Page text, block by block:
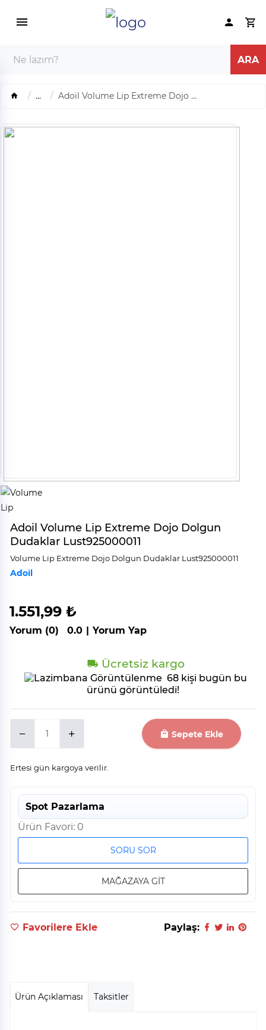
... Adoil Volume Lip Extreme Dojo ...
Adoil Volume Lip Extreme Dojo Dolgun
Dudaklar Lust925000011
Volume Li̇p Extreme Dojo Dolgun Dudaklar Lust925000011
Adoil
1.551,99 ₺
Yorum (0) 0.0 | Yorum Yap
Ücretsiz kargo
68 kişi bugün bu
ürünü görüntüledi!
Sepete Ekle
Ertesi gün kargoya verilir.
Spot Pazarlama
Ürün Favori: 0
SORU SOR
MAĞAZAYA GİT
Favorilere Ekle Paylaş:
Ürün Açıklaması Taksitler